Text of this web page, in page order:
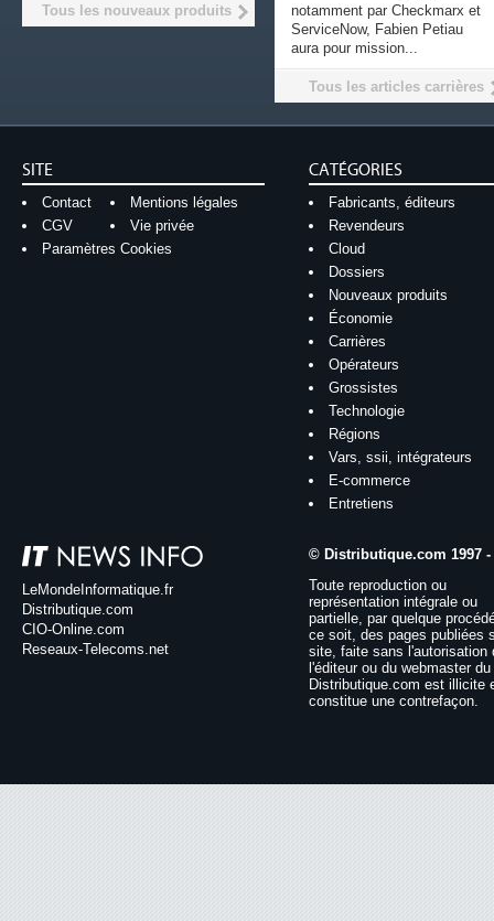
notamment par Checkmarx et
ServiceNow, Fabien Petiau
aura pour mission...
Tous les articles carrières
Tous les nouveaux produits
SITE
Contact
Mentions légales
CGV
Vie privée
Paramètres Cookies
CATÉGORIES
Fabricants, éditeurs
Revendeurs
Cloud
Dossiers
Nouveaux produits
Économie
Carrières
Opérateurs
Grossistes
Technologie
Régions
Vars, ssii, intégrateurs
E-commerce
Entretiens
LeMondeInformatique.fr
Distributique.com
CIO-Online.com
Reseaux-Telecoms.net
© Distributique.com 1997 -
Toute reproduction ou
représentation intégrale ou
partielle, par quelque
ce soit, des pages publiées
site, faite sans l'autorisation
l'éditeur ou du webmaster
Distributique.com est illicite
constitue une contrefaçon.